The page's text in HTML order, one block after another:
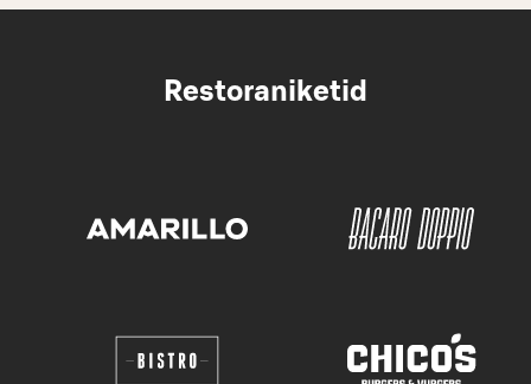
Restoraniketid